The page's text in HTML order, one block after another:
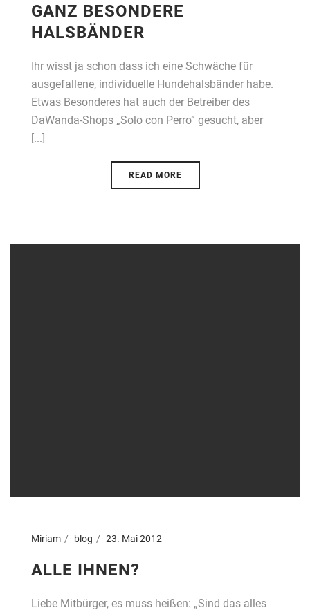
GANZ BESONDERE
HALSBÄNDER
Ihr wisst ja schon dass ich eine Schwäche für
ausgefallene, individuelle Hundehalsbänder habe.
Etwas Besonderes hat auch der Betreiber des
DaWanda-Shops „Solo con Perro“ gesucht, aber
[...]
READ MORE
Miriam blog 23. Mai 2012
ALLE IHNEN?
Liebe Mitbürger, es muss heißen: „Sind das alles